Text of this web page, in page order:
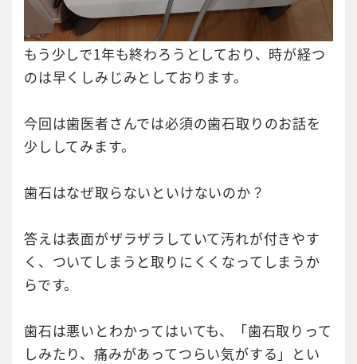
もう少しで1年も終わろうとしており、時が経つ
のは早くしみじみとしております。
今回は歯医者さんでは必須の歯石取りのお話を
少ししてみます。
歯石はなぜ取らないといけないのか？
答えは表面がザラザラしていて汚れが付きやす
く、ついてしまうと取りにくくなってしまうか
らです。
歯石は悪いとわかってはいても、「歯石取りって
しみたり、痛みがあってつらい気がする」とい